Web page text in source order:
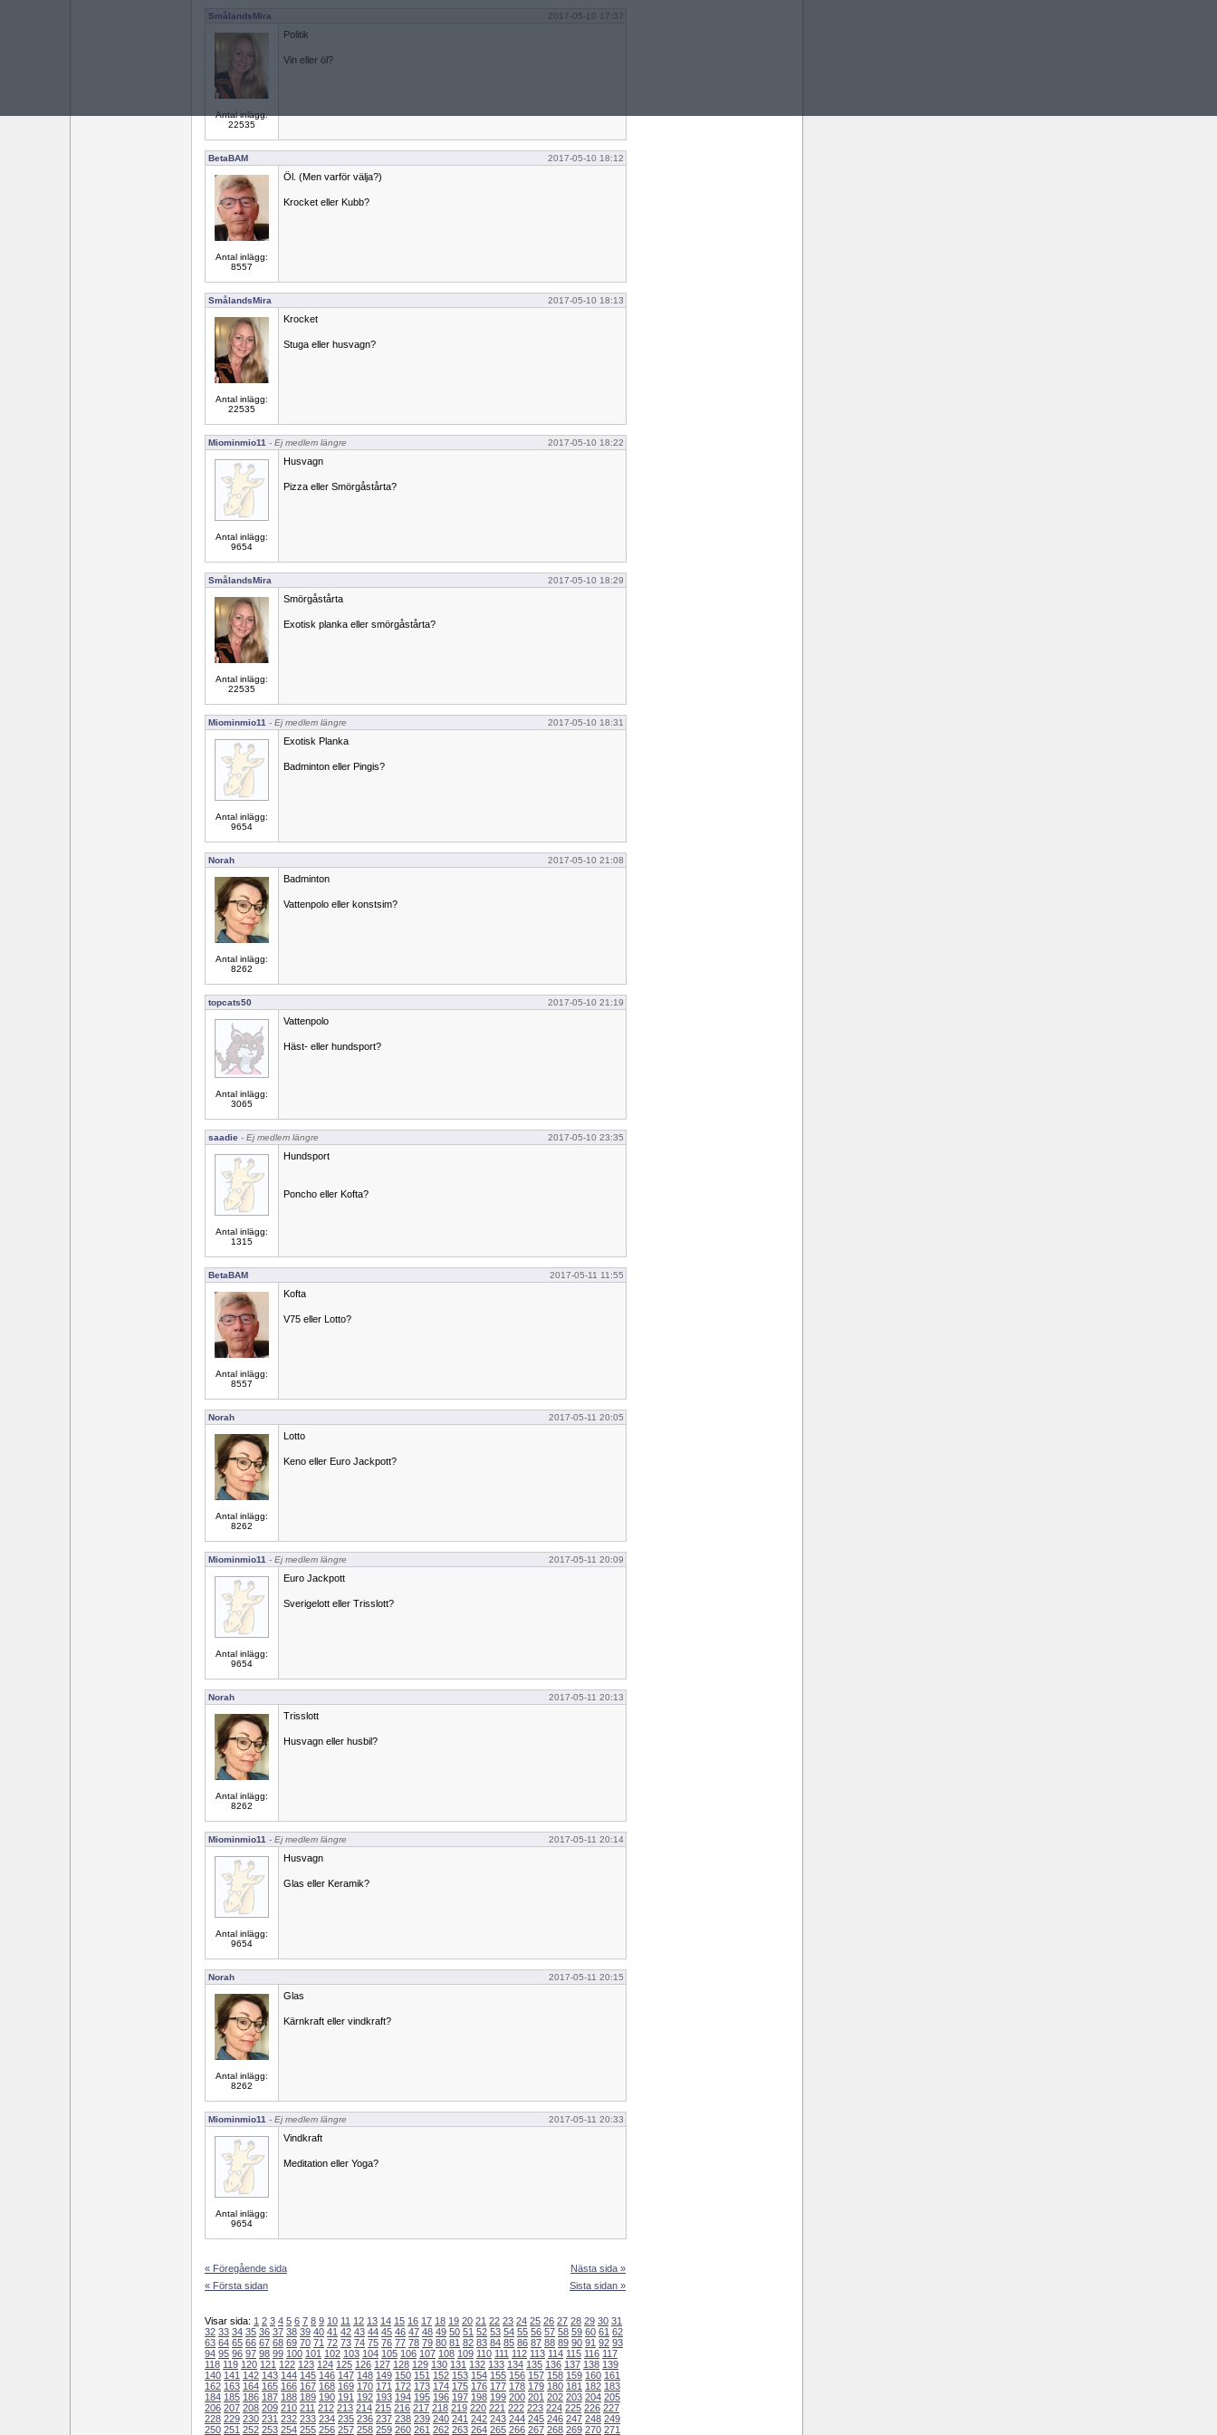
SmålandsMira 2017-05-10 17:37
Antal inlägg:
22535
Politik
Vin eller öl?
BetaBAM 2017-05-10 18:12
Antal inlägg:
8557
Öl. (Men varför välja?)
Krocket eller Kubb?
SmålandsMira 2017-05-10 18:13
Antal inlägg:
22535
Krocket
Stuga eller husvagn?
Miominmio11 - Ej medlem längre 2017-05-10 18:22
Antal inlägg:
9654
Husvagn
Pizza eller Smörgåstårta?
SmålandsMira 2017-05-10 18:29
Antal inlägg:
22535
Smörgåstårta
Exotisk planka eller smörgåstårta?
Miominmio11 - Ej medlem längre 2017-05-10 18:31
Antal inlägg:
9654
Exotisk Planka
Badminton eller Pingis?
Norah 2017-05-10 21:08
Antal inlägg:
8262
Badminton
Vattenpolo eller konstsim?
topcats50 2017-05-10 21:19
Antal inlägg:
3065
Vattenpolo
Häst- eller hundsport?
saadie - Ej medlem längre 2017-05-10 23:35
Antal inlägg:
1315
Hundsport
Poncho eller Kofta?
BetaBAM 2017-05-11 11:55
Antal inlägg:
8557
Kofta
V75 eller Lotto?
Norah 2017-05-11 20:05
Antal inlägg:
8262
Lotto
Keno eller Euro Jackpott?
Miominmio11 - Ej medlem längre 2017-05-11 20:09
Antal inlägg:
9654
Euro Jackpott
Sverigelott eller Trisslott?
Norah 2017-05-11 20:13
Antal inlägg:
8262
Trisslott
Husvagn eller husbil?
Miominmio11 - Ej medlem längre 2017-05-11 20:14
Antal inlägg:
9654
Husvagn
Glas eller Keramik?
Norah 2017-05-11 20:15
Antal inlägg:
8262
Glas
Kärnkraft eller vindkraft?
Miominmio11 - Ej medlem längre 2017-05-11 20:33
Antal inlägg:
9654
Vindkraft
Meditation eller Yoga?
« Föregående sida
« Första sidan
Nästa sida »
Sista sidan »
Visar sida: 1 2 3 4 5 6 7 8 9 10 11 12 13 14 15 16 17 18 19 20 21 22 23 24 25 26 27 28 29 30 31
32 33 34 35 36 37 38 39 40 41 42 43 44 45 46 47 48 49 50 51 52 53 54 55 56 57 58 59 60 61 62
63 64 65 66 67 68 69 70 71 72 73 74 75 76 77 78 79 80 81 82 83 84 85 86 87 88 89 90 91 92 93
94 95 96 97 98 99 100 101 102 103 104 105 106 107 108 109 110 111 112 113 114 115 116 117
118 119 120 121 122 123 124 125 126 127 128 129 130 131 132 133 134 135 136 137 138 139
140 141 142 143 144 145 146 147 148 149 150 151 152 153 154 155 156 157 158 159 160 161
162 163 164 165 166 167 168 169 170 171 172 173 174 175 176 177 178 179 180 181 182 183
184 185 186 187 188 189 190 191 192 193 194 195 196 197 198 199 200 201 202 203 204 205
206 207 208 209 210 211 212 213 214 215 216 217 218 219 220 221 222 223 224 225 226 227
228 229 230 231 232 233 234 235 236 237 238 239 240 241 242 243 244 245 246 247 248 249
250 251 252 253 254 255 256 257 258 259 260 261 262 263 264 265 266 267 268 269 270 271